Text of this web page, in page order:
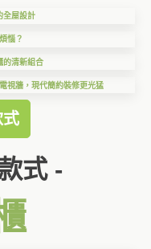
全屋設計
惱？
的清新組合
視牆，現代簡約裝修更光猛
式
式 -